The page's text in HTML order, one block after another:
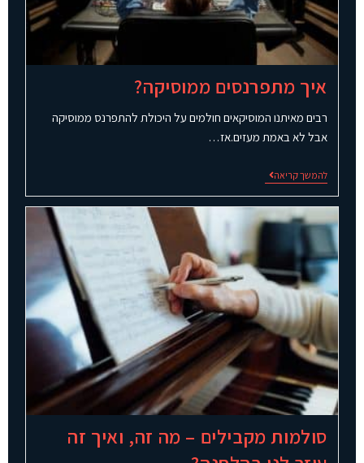
איך מתפרנסים ממוסיקה?
רבים מאיתנו המוסיקאים חולמים על היכולת להתפרנס ממוסיקה
אבל לא באמת מעזים.אז…
להמשך קריאה
סולמות מקבילים – מה זה, ואיך זה